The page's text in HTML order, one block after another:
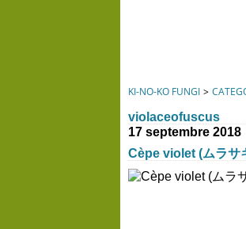
KI-NO-KO FUNGI >
violaceofuscus
17 septembre 2018
Cèpe violet (ムラサ